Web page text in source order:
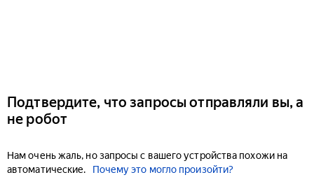
Подтвердите, что запросы отправляли вы, а
не робот
Нам очень жаль, но запросы с вашего устройства похожи на
автоматические.
Почему это могло произойти?